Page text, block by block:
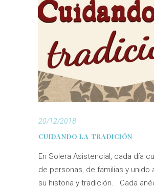
20/12/2018
CUIDANDO LA TRADICIÓN
En Solera Asistencial, cada día
de personas, de familias y unido
su historia y tradición. Cada